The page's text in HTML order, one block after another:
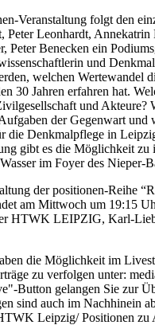
Veranstaltung folgt den
Peter Leonhardt,
Peter Benecken ein
und
welchen Wertewandel
30 Jahren erfahren hat.
und Akteure?
der Gegenwart und
die Denkmalpflege in
gibt es die Möglichkeit zu
im Foyer des Nieper-
der positionen-Reihe
am Mittwoch um 19:15
HTWK LEIPZIG, Karl-
die Möglichkeit im
zu verfolgen unter:
Button gelangen Sie zur
sind auch im Nachhinein
Leipzig/ Positionen zu